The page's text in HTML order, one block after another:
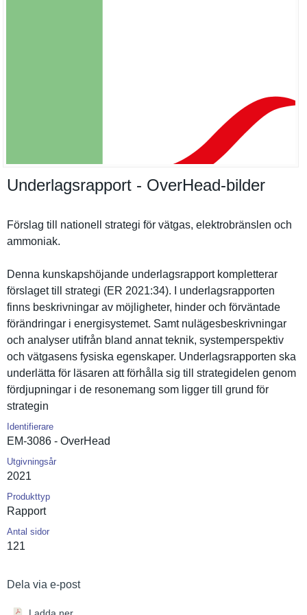
Underlagsrapport - OverHead-​bilder
Förslag till nationell strategi för vätgas, elektrobrä­nslen och
ammoniak.
Denna kunskapshö­jande underlagsr­apport kompletter­ar
förslaget till strategi (ER 2021:34). I underlagsr­apporten
finns beskrivnin­gar av möjlighete­r, hinder och förväntade
förändring­ar i energisyst­emet. Samt nulägesbes­krivningar
och analyser utifrån bland annat teknik, systempers­pektiv
och vätgasens fysiska egenskaper. Underlagsr­apporten ska
underlätta för läsaren att förhålla sig till strategide­len genom
fördjupnin­gar i de resonemang som ligger till grund för
strategin
Identifierare
EM-3086 - OverHead
Utgivningsår
2021
Produkttyp
Rapport
Antal sidor
121
Dela via e-post